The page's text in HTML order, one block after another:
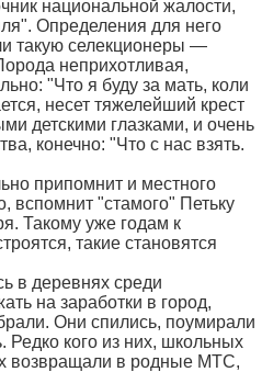
национальной жалости,
Определения для него
такую селекционеры —
неприхотливая,
"Что я буду за мать, коли
несет тяжелейший крест
детскими глазками, и очень
конечно: "Что с нас взять.
припомнит и местного
вспомнит "стамого" Петьку
Такому уже годам к
такие становятся
в деревнях среди
на заработки в город,
Они спились, поумирали
Редко кого из них, школьных
возвращали в родные МТС,